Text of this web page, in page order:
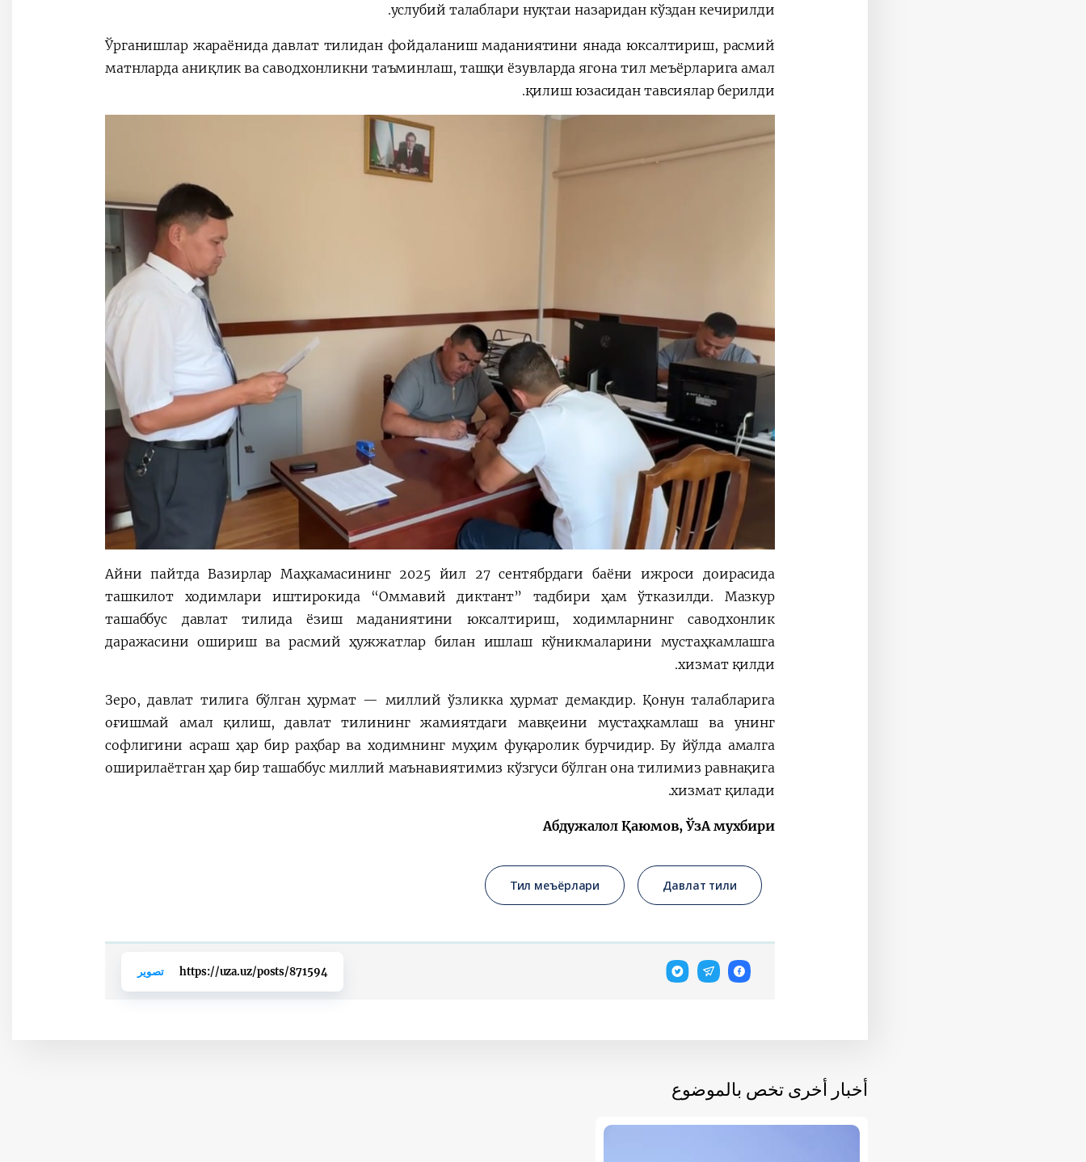
услубий талаблари нуқтаи назаридан кўздан кечирилди.
Ўрганишлар жараёнида давлат тилидан фойдаланиш маданиятини янада юксалтириш, расмий
матнларда аниқлик ва саводхонликни таъминлаш, ташқи ёзувларда ягона тил меъёрларига амал
қилиш юзасидан тавсиялар берилди.
Айни пайтда Вазирлар Маҳкамасининг 2025 йил 27 сентябрдаги баёни ижроси доирасида
ташкилот ходимлари иштирокида “Оммавий диктант” тадбири ҳам ўтказилди. Мазкур
ташаббус давлат тилида ёзиш маданиятини юксалтириш, ходимларнинг саводхонлик
даражасини ошириш ва расмий ҳужжатлар билан ишлаш кўникмаларини мустаҳкамлашга
хизмат қилди.
Зеро, давлат тилига бўлган ҳурмат — миллий ўзликка ҳурмат демакдир. Қонун талабларига
оғишмай амал қилиш, давлат тилининг жамиятдаги мавқеини мустаҳкамлаш ва унинг
софлигини асраш ҳар бир раҳбар ва ходимнинг муҳим фуқаролик бурчидир. Бу йўлда амалга
оширилаётган ҳар бир ташаббус миллий маънавиятимиз кўзгуси бўлган она тилимиз равнақига
хизмат қилади.
Абдужалол Қаюмов, ЎзА мухбири
Давлат тили
Тил меъёрлари
https://uza.uz/posts/871594 تصوير
أخبار أخرى تخص بالموضوع